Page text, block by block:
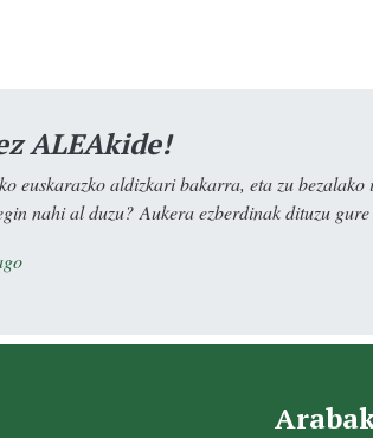
ALEAkide!
euskarazko aldizkari bakarra, eta zu
nahi al duzu? Aukera ezberdinak dituzu